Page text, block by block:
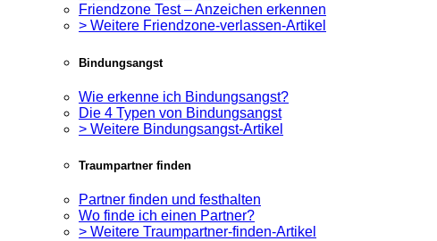
Friendzone Test – Anzeichen erkennen
> Weitere Friendzone-verlassen-Artikel
Bindungsangst
Wie erkenne ich Bindungsangst?
Die 4 Typen von Bindungsangst
> Weitere Bindungsangst-Artikel
Traumpartner finden
Partner finden und festhalten
Wo finde ich einen Partner?
> Weitere Traumpartner-finden-Artikel